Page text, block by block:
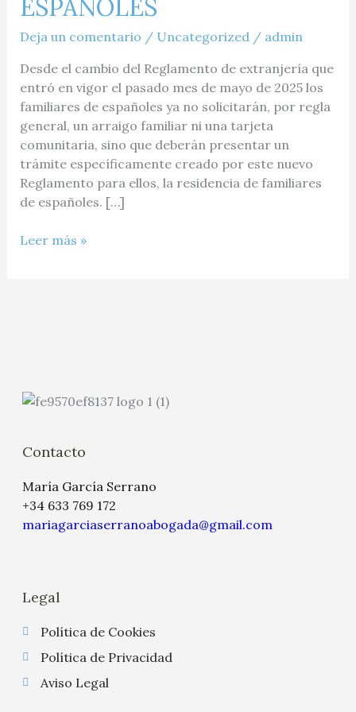
ESPAÑOLES
Deja un comentario / Uncategorized/ admin
Desde el cambio del Reglamento de extranjería que
entró en vigor el pasado mes de mayo de 2025 los
familiares de españoles ya no solicitarán, por regla
general, un arraigo familiar ni una tarjeta
comunitaria, sino que deberán presentar un
trámite específicamente creado por este nuevo
Reglamento para ellos, la residencia de familiares
de españoles. […]
Leer más »
Contacto
María García Serrano
+34 633 769 172
mariagarciaserranoabogada@gmail.com
Legal
Política de Cookies
Política de Privacidad
Aviso Legal